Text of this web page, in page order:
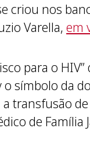
criou nos
Varella,em
para o
símbolo da
transfusão
de Família